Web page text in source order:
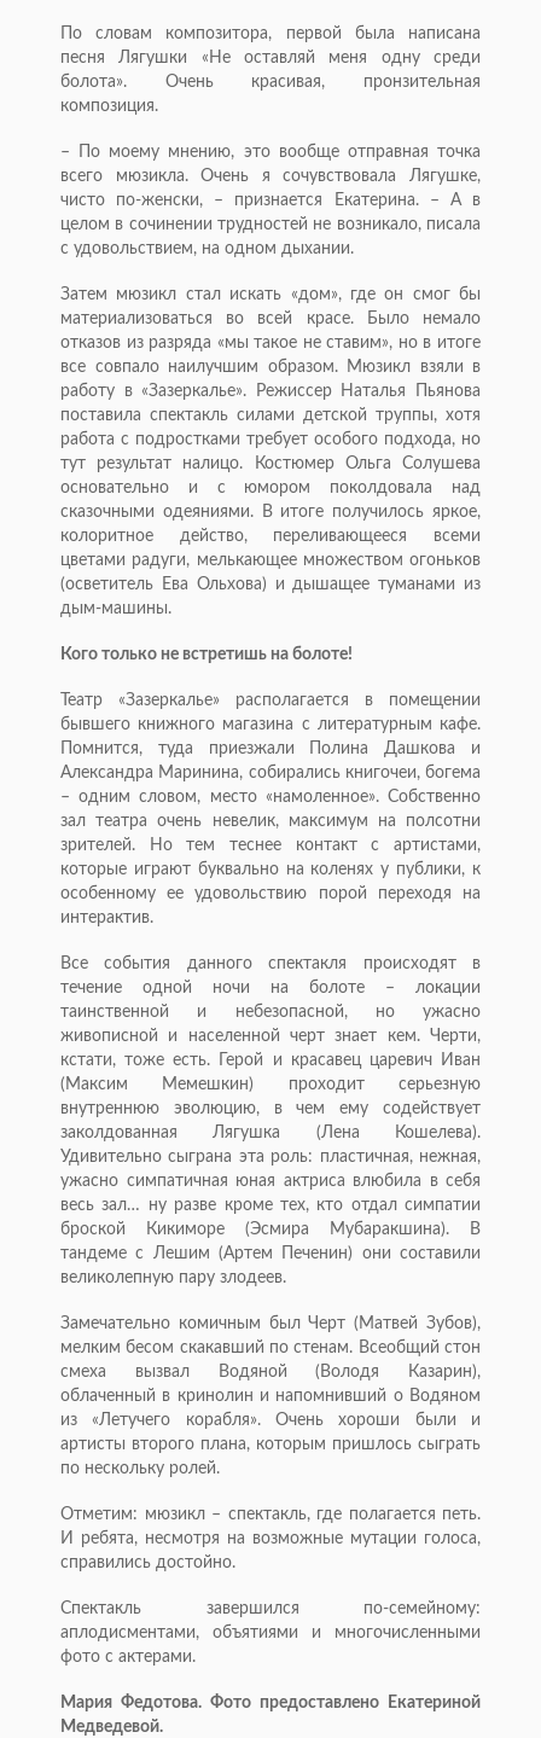
По словам композитора, первой была написана
песня Лягушки «Не оставляй меня одну среди
болота». Очень красивая, пронзительная
композиция.
– По моему мнению, это вообще отправная точка
всего мюзикла. Очень я сочувствовала Лягушке,
чисто по-женски, – признается Екатерина. – А в
целом в сочинении трудностей не возникало, писала
с удовольствием, на одном дыхании.
Затем мюзикл стал искать «дом», где он смог бы
материализоваться во всей красе. Было немало
отказов из разряда «мы такое не ставим», но в итоге
все совпало наилучшим образом. Мюзикл взяли в
работу в «Зазеркалье». Режиссер Наталья Пьянова
поставила спектакль силами детской труппы, хотя
работа с подростками требует особого подхода, но
тут результат налицо. Костюмер Ольга Солушева
основательно и с юмором поколдовала над
сказочными одеяниями. В итоге получилось яркое,
колоритное действо, переливающе­еся всеми
цветами радуги, мелькающее множеством огоньков
(осветитель Ева Ольхова) и дышащее туманами из
дым-машины.
Кого только не встретишь на болоте!
Театр «Зазеркалье» располагается в помещении
бывшего книжного магазина с литературным кафе.
Помнится, туда приезжали Полина Дашкова и
Александра Маринина, собирались книгочеи, богема
– одним словом, место «намоленное». Собственно
зал театра очень невелик, максимум на полсотни
зрителей. Но тем теснее контакт с артистами,
которые играют буквально на коленях у публики, к
особенному ее удовольствию порой переходя на
интерактив.
Все события данного спектакля происходят в
течение одной ночи на болоте – локации
таинственной и небезопасной, но ужасно
живописной и населенной черт знает кем. Черти,
кстати, тоже есть. Герой и красавец царевич Иван
(Максим Мемешкин) проходит серьезную
внутреннюю эволюцию, в чем ему содействует
заколдованная Лягушка (Лена Кошелева).
Удивительно сыграна эта роль: пластичная, нежная,
ужасно симпатичная юная актриса влюбила в себя
весь зал… ну разве кроме тех, кто отдал симпатии
броской Кикиморе (Эсмира Мубаракшина). В
тандеме с Лешим (Артем Печенин) они составили
великолепную пару злодеев.
Замечательно комичным был Черт (Матвей Зубов),
мелким бесом скакавший по стенам. Всеобщий стон
смеха вызвал Водяной (Володя Казарин),
облаченный в кринолин и напомнивший о Водяном
из «Летучего корабля». Очень хороши были и
артисты второго плана, которым пришлось сыграть
по нескольку ролей.
Отметим: мюзикл – спектакль, где полагается петь.
И ребята, несмотря на возможные мутации голоса,
справились достойно.
Спектакль завершился по-семейному:
аплодисментами, объятиями и многочисленными
фото с актерами.
Мария Федотова. Фото предоставлено Екатериной
Медведевой.